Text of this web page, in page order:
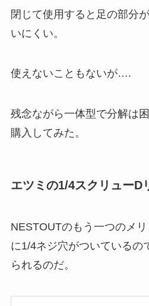
閉じて使用すると足の部分
いにくい。
使えないこともないが….
残念ながら一体型で分解は
購入してみた。
エツミの1/4スクリューD
NESTOUTのもう一つのメ
に1/4ネジ穴がついているの
られるのだ。